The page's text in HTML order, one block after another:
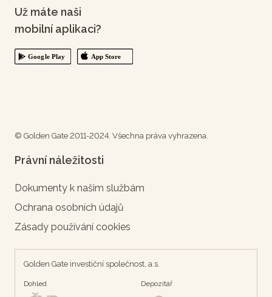
Už máte naši
mobilní aplikaci?
© Golden Gate 2011-2024. Všechna práva vyhrazena.
Právní náležitosti
Dokumenty k našim službám
Ochrana osobních údajů
Zásady používání cookies
Golden Gate investiční společnost, a.s.
Dohled Depozítář